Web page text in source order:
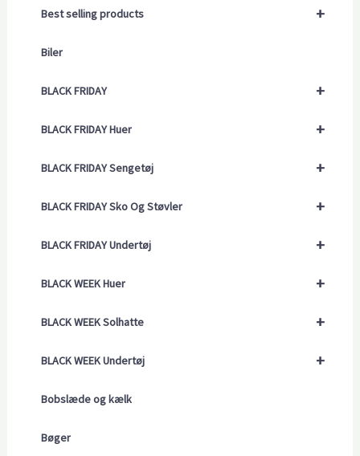
+
Best selling products
Biler
+
BLACK FRIDAY
+
BLACK FRIDAY Huer
+
BLACK FRIDAY Sengetøj
+
BLACK FRIDAY Sko Og Støvler
+
BLACK FRIDAY Undertøj
+
BLACK WEEK Huer
+
BLACK WEEK Solhatte
+
BLACK WEEK Undertøj
Bobslæde og kælk
Bøger